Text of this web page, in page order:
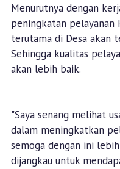
Menurutnya dengan
peningkatan pelayanan
terutama di Desa akan
Sehingga kualitas
akan lebih baik.
"Saya senang melihat
dalam meningkatkan
semoga dengan ini
dijangkau untuk